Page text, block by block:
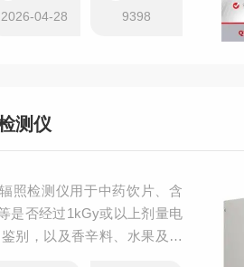
别法指导原则国家药品标准
2026-04-28
9398
测仪
照检测仪用于中药饮片、含
是否经过1kGy或以上剂量电
别，以及香辛料、水果及蔬